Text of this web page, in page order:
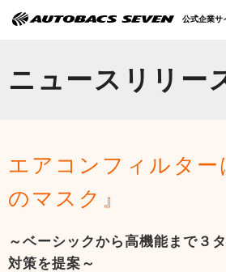
ニュースリリー
エアコンフィルター
のマスク』
～ベーシックから高機能まで３
対策を提案～
公式企業サ
サステナビリティ
採用情報
Language